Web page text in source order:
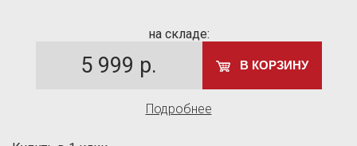
на складе:
5 999 р. В КОРЗИНУ
Подробнее